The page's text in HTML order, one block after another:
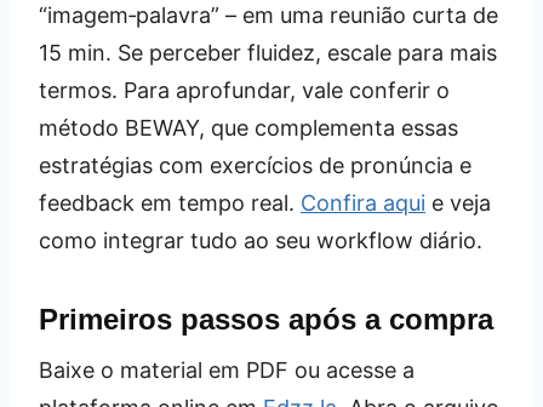
“imagem‑palavra” – em uma reunião curta de
15 min. Se perceber fluidez, escale para mais
termos. Para aprofundar, vale conferir o
método BEWAY, que complementa essas
estratégias com exercícios de pronúncia e
feedback em tempo real. Confira aqui e veja
como integrar tudo ao seu workflow diário.
Primeiros passos após a compra
Baixe o material em PDF ou acesse a